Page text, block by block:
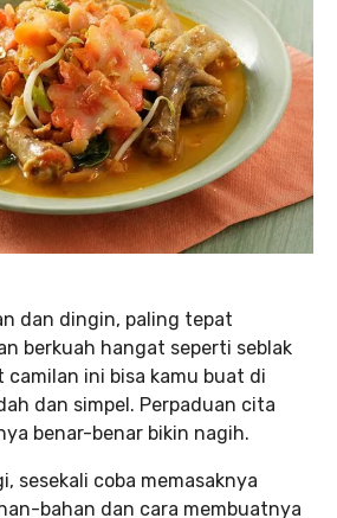
dan dingin, paling tepat
berkuah hangat seperti seblak
camilan ini bisa kamu buat di
dan simpel. Perpaduan cita
benar-benar bikin nagih.
sesekali coba memasaknya
bahan dan cara membuatnya